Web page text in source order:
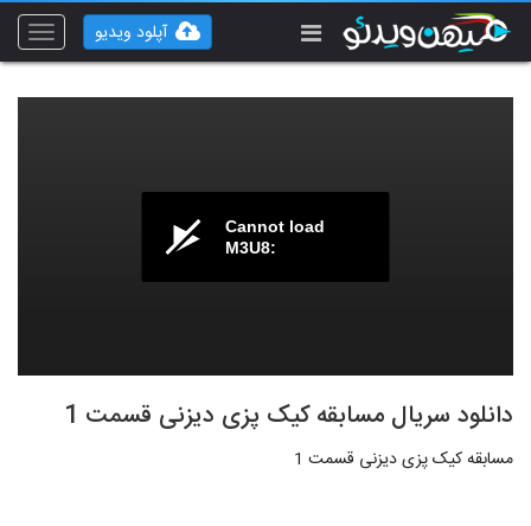
Toggle
آپلود ویدیو
Cannot load
M3U8:
دانلود سریال مسابقه کیک پزی دیزنی قسمت 1
مسابقه کیک پزی دیزنی قسمت 1